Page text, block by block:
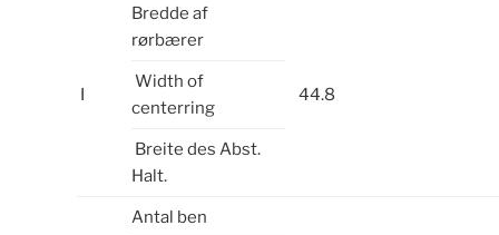
I
Bredde af
rørbærer
44.8
Width of
centerring
Breite des Abst.
Halt.
Antal ben